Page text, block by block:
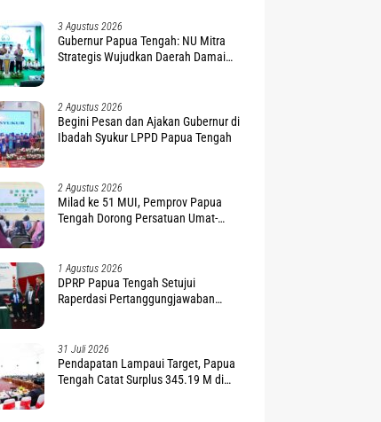
3 Agustus 2026
Gubernur Papua Tengah: NU Mitra
Strategis Wujudkan Daerah Damai
2 Agustus 2026
Begini Pesan dan Ajakan Gubernur di
Ibadah Syukur LPPD Papua Tengah
2 Agustus 2026
Milad ke 51 MUI, Pemprov Papua
Tengah Dorong Persatuan Umat-
1 Agustus 2026
DPRP Papua Tengah Setujui
Raperdasi Pertanggungjawaban
31 Juli 2026
Pendapatan Lampaui Target, Papua
Tengah Catat Surplus 345.19 M di